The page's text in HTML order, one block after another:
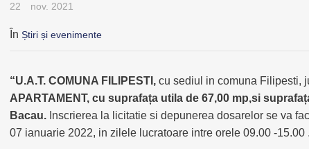
22 nov. 2021
În Știri și evenimente
“U.A.T. COMUNA FILIPESTI, cu sediul in comuna Filipesti,
APARTAMENT, cu suprafața utila de 67,00 mp,si
Bacau. Inscrierea la licitatie si depunerea dosarelor se va
07 ianuarie 2022, in zilele lucratoare intre orele 09.00 -15.00 .